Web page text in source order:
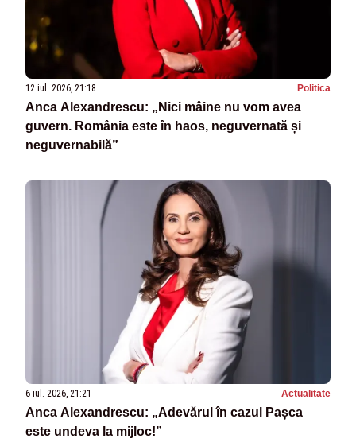
12 iul. 2026, 21:18 Politica
Anca Alexandrescu: „Nici mâine nu vom avea
guvern. România este în haos, neguvernată și
neguvernabilă”
6 iul. 2026, 21:21 Actualitate
Anca Alexandrescu: „Adevărul în cazul Pașca
este undeva la mijloc!”